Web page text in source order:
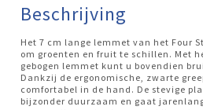
Beschrijving
Het 7 cm lange lemmet van het Four
om groenten en fruit te schillen. Met
gebogen lemmet kunt u bovendien
Dankzij de ergonomische, zwarte
comfortabel in de hand. De stevige
bijzonder duurzaam en gaat